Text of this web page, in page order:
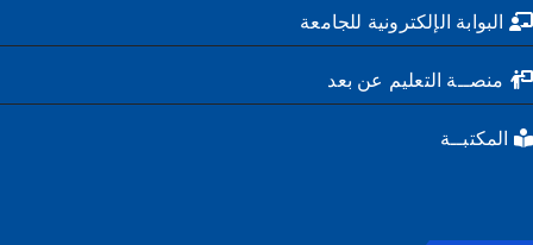
البوابة الإلكترونية للجامعة
منصــة التعليم عن بعد
المكتبــة